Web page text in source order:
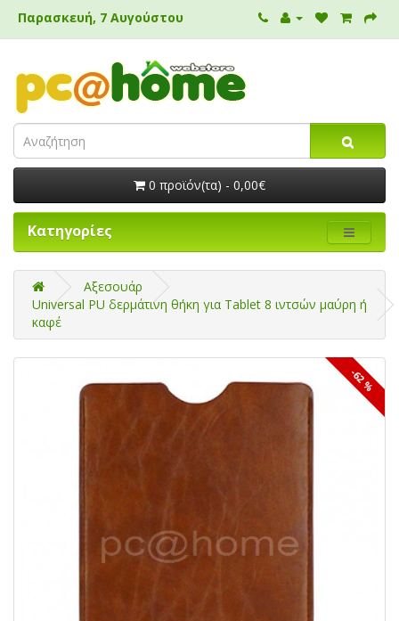
Παρασκευή, 7 Αυγούστου
0 προϊόν(τα) - 0,00€
Κατηγορίες
Αξεσουάρ
Universal PU δερμάτινη θήκη για Tablet 8 ιντσών μαύρη ή
καφέ
-62 %